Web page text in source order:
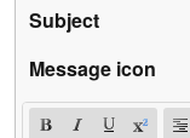
Subject
Message icon